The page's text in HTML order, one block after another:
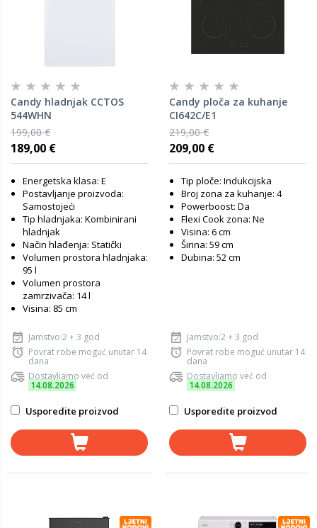
Candy hladnjak CCTOS
544WHN
199,00 €
189,00 €
Energetska klasa: E
Postavljanje proizvoda:
Samostojeći
Tip hladnjaka: Kombinirani
hladnjak
Način hlađenja: Statički
Volumen prostora hladnjaka:
95 l
Volumen prostora
zamrzivača: 14 l
Visina: 85 cm
Jamstvo:2 + 3 god
Povrat robe moguć unutar 14
dana
Dostavljamo već od
14.08.2026
Usporedite proizvod
Candy ploča za kuhanje
CI642C/E1
219,00 €
209,00 €
Tip ploče: Indukcijska
Broj zona za kuhanje: 4
Powerboost: Da
Flexi Cook zona: Ne
Visina: 6 cm
Širina: 59 cm
Dubina: 52 cm
Jamstvo:2 + 3 god
Povrat robe moguć unutar 14
dana
Dostavljamo već od
14.08.2026
Usporedite proizvod